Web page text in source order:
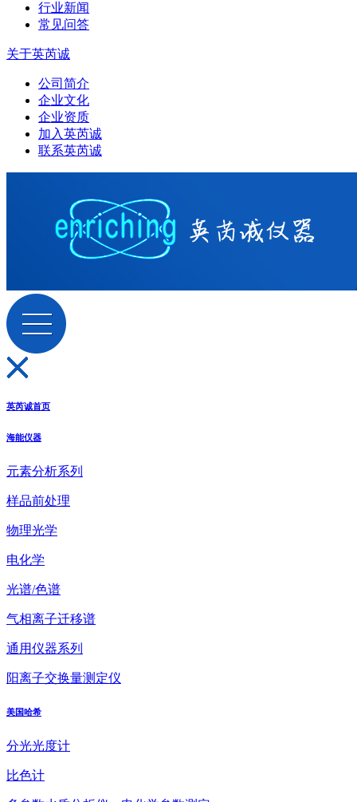
行业新闻
常见问答
关于英芮诚
公司简介
企业文化
企业资质
加入英芮诚
联系英芮诚
英芮诚首页
海能仪器
元素分析系列
样品前处理
物理光学
电化学
光谱/色谱
气相离子迁移谱
通用仪器系列
阳离子交换量测定仪
美国哈希
分光光度计
比色计